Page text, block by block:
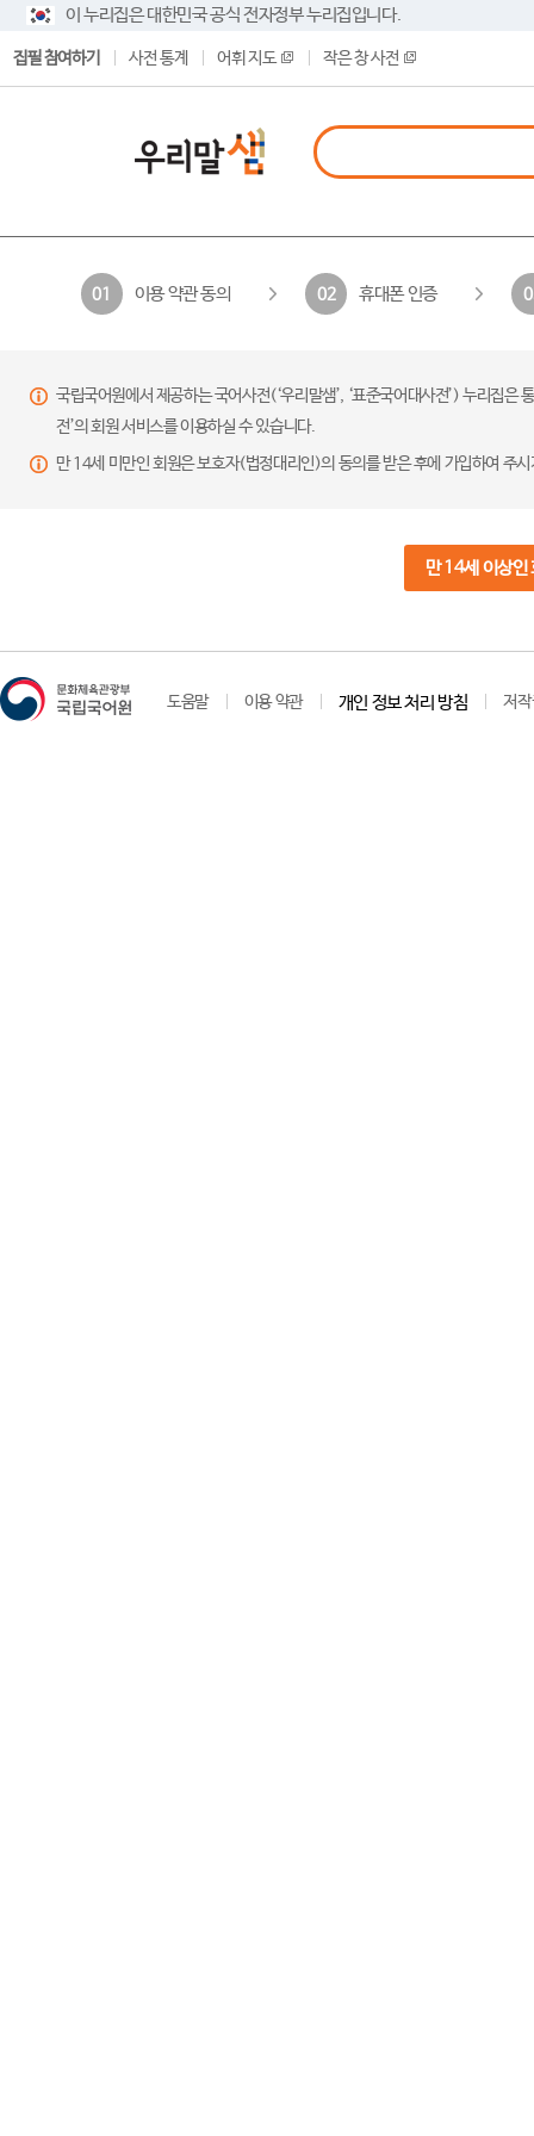
이 누리집은 대한민국 공식 전자정부 누리집입니다.
집필 참여하기 사전 통계 어휘 지도 작은 창 사전
01 이용 약관 동의 02 휴대폰 인증
국립국어원에서 제공하는 국어사전(‘우리말샘’, ‘표준국어대사전’) 누리집
전’의 회원 서비스를 이용하실 수 있습니다.
만 14세 미만인 회원은 보호자(법정대리인)의 동의를 받은 후에 가입하여 주
만 14세 이상인
도움말 이용 약관 개인 정보 처리 방침 저